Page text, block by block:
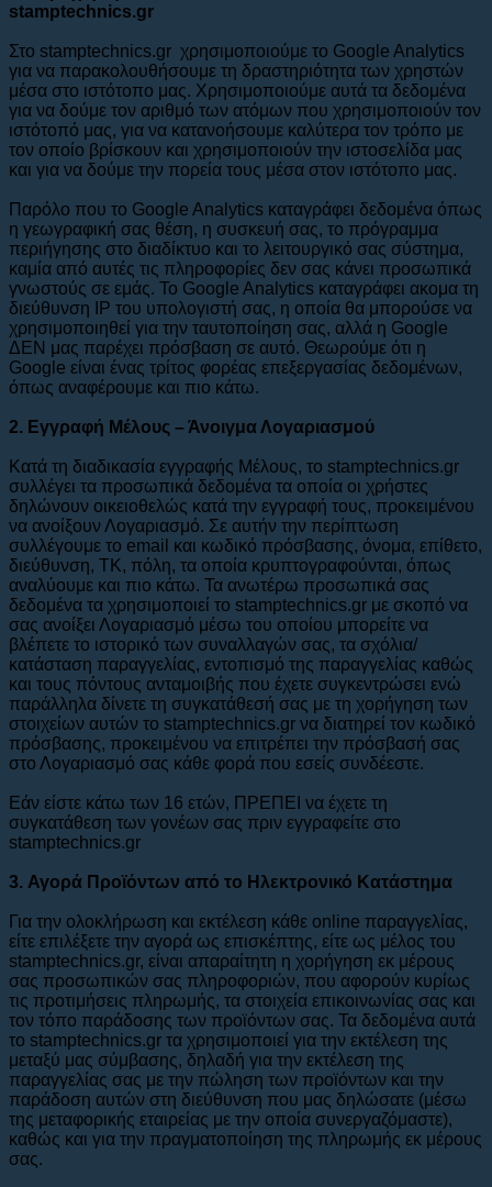
stamptechnics.gr
Στο stamptechnics.gr χρησιμοποιούμε το Google Analytics
για να παρακολουθήσουμε τη δραστηριότητα των χρηστών
μέσα στο ιστότοπο μας. Χρησιμοποιούμε αυτά τα δεδομένα
για να δούμε τον αριθμό των ατόμων που χρησιμοποιούν τον
ιστότοπό μας, για να κατανοήσουμε καλύτερα τον τρόπο με
τον οποίο βρίσκουν και χρησιμοποιούν την ιστοσελίδα μας
και για να δούμε την πορεία τους μέσα στον ιστότοπο μας.
Παρόλο που το Google Analytics καταγράφει δεδομένα όπως
η γεωγραφική σας θέση, η συσκευή σας, το πρόγραμμα
περιήγησης στο διαδίκτυο και το λειτουργικό σας σύστημα,
καμία από αυτές τις πληροφορίες δεν σας κάνει προσωπικά
γνωστούς σε εμάς. Το Google Analytics καταγράφει ακομα τη
διεύθυνση IP του υπολογιστή σας, η οποία θα μπορούσε να
χρησιμοποιηθεί για την ταυτοποίηση σας, αλλά η Google
ΔΕΝ μας παρέχει πρόσβαση σε αυτό. Θεωρούμε ότι η
Google είναι ένας τρίτος φορέας επεξεργασίας δεδομένων,
όπως αναφέρουμε και πιο κάτω.
2. Εγγραφή Μέλους – Άνοιγμα Λογαριασμού
Κατά τη διαδικασία εγγραφής Μέλους, το stamptechnics.gr
συλλέγει τα προσωπικά δεδομένα τα οποία οι χρήστες
δηλώνουν οικειοθελώς κατά την εγγραφή τους, προκειμένου
να ανοίξουν Λογαριασμό. Σε αυτήν την περίπτωση
συλλέγουμε το email και κωδικό πρόσβασης, όνομα, επίθετο,
διεύθυνση, ΤΚ, πόλη, τα οποία κρυπτογραφούνται, όπως
αναλύουμε και πιο κάτω. Τα ανωτέρω προσωπικά σας
δεδομένα τα χρησιμοποιεί το stamptechnics.gr με σκοπό να
σας ανοίξει Λογαριασμό μέσω του οποίου μπορείτε να
βλέπετε το ιστορικό των συναλλαγών σας, τα σχόλια/
κατάσταση παραγγελίας, εντοπισμό της παραγγελίας καθώς
και τους πόντους ανταμοιβής που έχετε συγκεντρώσει ενώ
παράλληλα δίνετε τη συγκατάθεσή σας με τη χορήγηση των
στοιχείων αυτών το stamptechnics.gr να διατηρεί τον κωδικό
πρόσβασης, προκειμένου να επιτρέπει την πρόσβασή σας
στο Λογαριασμό σας κάθε φορά που εσείς συνδέεστε.
Εάν είστε κάτω των 16 ετών, ΠΡΕΠΕΙ να έχετε τη
συγκατάθεση των γονέων σας πριν εγγραφείτε στο
stamptechnics.gr
3. Αγορά Προϊόντων από το Ηλεκτρονικό Κατάστημα
Για την ολοκλήρωση και εκτέλεση κάθε οnline παραγγελίας,
είτε επιλέξετε την αγορά ως επισκέπτης, είτε ως μέλος του
stamptechnics.gr, είναι απαραίτητη η χορήγηση εκ μέρους
σας προσωπικών σας πληροφοριών, που αφορούν κυρίως
τις προτιμήσεις πληρωμής, τα στοιχεία επικοινωνίας σας και
τον τόπο παράδοσης των προϊόντων σας. Τα δεδομένα αυτά
το stamptechnics.gr τα χρησιμοποιεί για την εκτέλεση της
μεταξύ μας σύμβασης, δηλαδή για την εκτέλεση της
παραγγελίας σας με την πώληση των προϊόντων και την
παράδοση αυτών στη διεύθυνση που μας δηλώσατε (μέσω
της μεταφορικής εταιρείας με την οποία συνεργαζόμαστε),
καθώς και για την πραγματοποίηση της πληρωμής εκ μέρους
σας.